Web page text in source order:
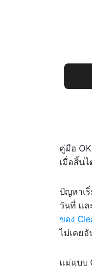
คู่มือ
เมื่อสิ้น
ปัญหาเ
วันที่ แล
ของ
ไม่เคย
แม่แบบ